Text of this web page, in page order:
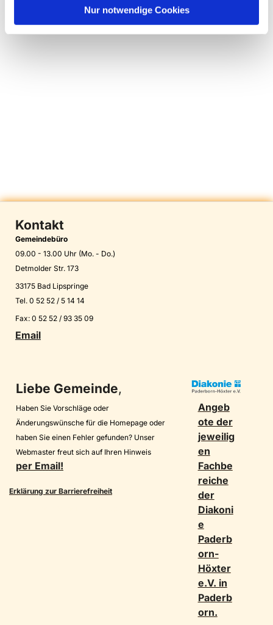
Nur notwendige Cookies
Kontakt
Gemeindebüro
09.00 - 13.00 Uhr (Mo. - Do.)
Detmolder Str. 173
33175 Bad Lipspringe
Tel. 0 52 52 / 5 14 14
Fax: 0 52 52 / 93 35 09
Email
Liebe Gemeinde,
Haben Sie Vorschläge oder
Änderungswünsche für die Homepage oder
haben Sie einen Fehler gefunden? Unser
Webmaster freut sich auf Ihren Hinweis
per Email!
Erklärung zur Barrierefreiheit
Angeb
ote der
jeweilig
en
Fachbe
reiche
der
Diakoni
e
Paderb
orn-
Höxter
e.V. in
Paderb
orn.